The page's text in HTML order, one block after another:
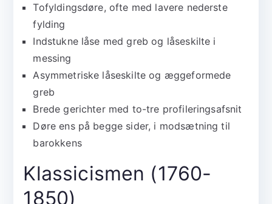
Tofyldingsdøre, ofte med lavere nederste
fylding
Indstukne låse med greb og låseskilte i
messing
Asymmetriske låseskilte og æggeformede
greb
Brede gerichter med to-tre profileringsafsnit
Døre ens på begge sider, i modsætning til
barokkens
Klassicismen (1760-
1850)